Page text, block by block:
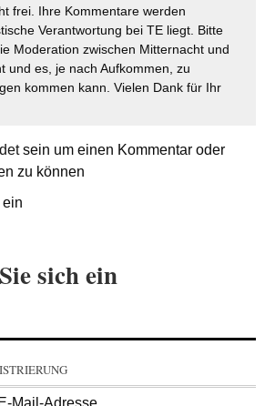
frei. Ihre Kommentare werden
Verantwortung bei TE liegt. Bitte
Moderation zwischen Mitternacht und
und es, je nach Aufkommen, zu
kommen kann. Vielen Dank für Ihr
sein um einen Kommentar oder
zu können
sich ein
Mail-Adresse